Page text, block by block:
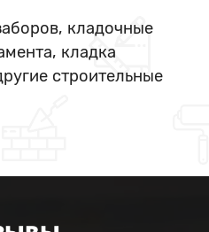
кладочные
кладка
строительные